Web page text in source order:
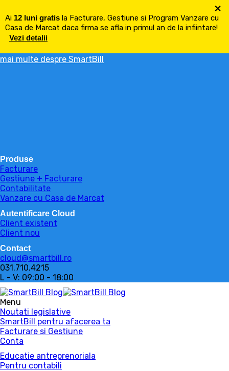
Ai 12 luni gratis la Facturare, Gestiune si Program Vanzare cu
Casa de Marcat daca firma se afla in primul an de la infiintare!
Vezi detalii
×
mai multe despre SmartBill
Produse
Facturare
Gestiune + Facturare
Contabilitate
Vanzare cu Casa de Marcat
Autentificare Cloud
Client existent
Client nou
Contact
cloud@smartbill.ro
031.710.4215
L - V: 09:00 - 18:00
Menu
Noutati legislative
SmartBill pentru afacerea ta
Facturare si Gestiune
Conta
Educatie antreprenoriala
Pentru contabili